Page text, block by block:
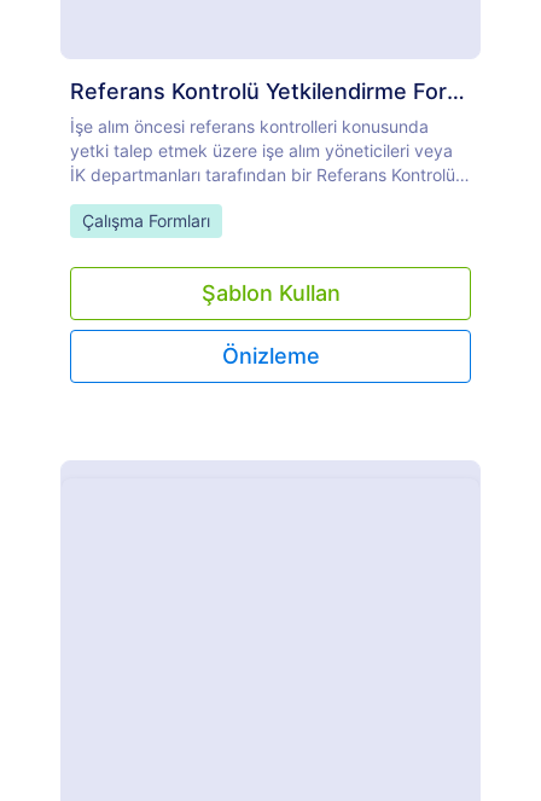
Referans Kontrolü Yetkilendirme Formu Örneği
İşe alım öncesi referans kontrolleri konusunda
yetki talep etmek üzere işe alım yöneticileri veya
İK departmanları tarafından bir Referans Kontrolü
Kontrolü Yetki Formu şablonuyla referans kontrol
sürecini kolaylaştırabilirsiniz. Şablon tasarımını
şirketinize uyacak şekilde özelleştirebilir, web
sitenize yerleştirebilir ve e-imzaları Jotform
hesabınıza güvenli bir şekilde kaydedebilirsiniz.
Hatta gelen talepleri otomatik olarak PDF
özelleştirebilirsiniz. Sürükle ve bırak Form
Go to Category:
Çalışma Formları
Şablon Kullan
Önizleme